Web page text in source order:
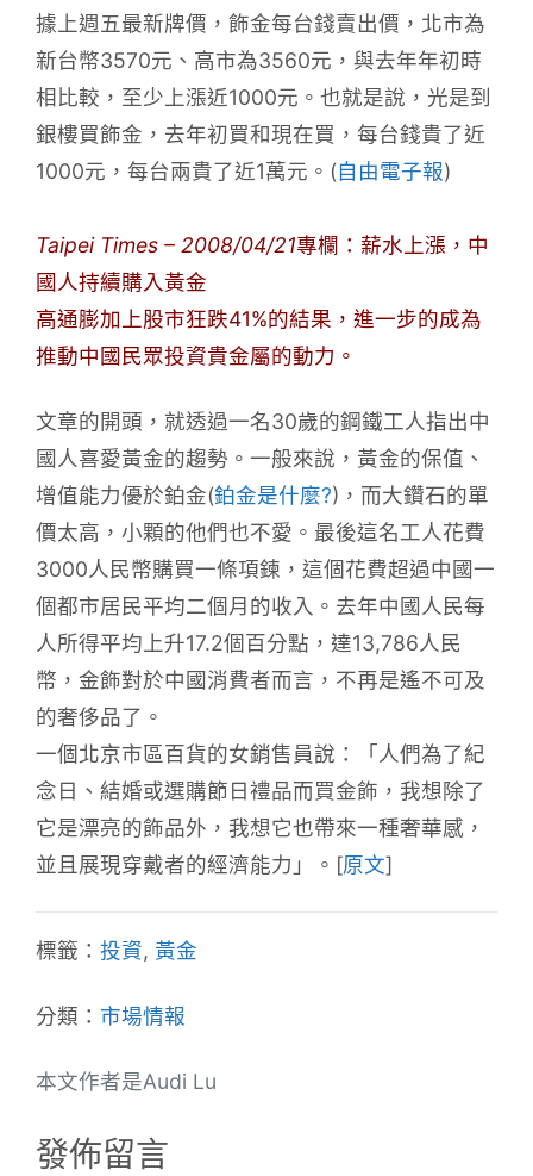
據上週五最新牌價，飾金每台錢賣出價，北市為
新台幣3570元、高市為3560元，與去年年初時
相比較，至少上漲近1000元。也就是說，光是到
銀樓買飾金，去年初買和現在買，每台錢貴了近
1000元，每台兩貴了近1萬元。(自由電子報)
Taipei Times – 2008/04/21專欄：薪水上漲，中
國人持續購入黃金
高通膨加上股市狂跌41%的結果，進一步的成為
推動中國民眾投資貴金屬的動力。
文章的開頭，就透過一名30歲的鋼鐵工人指出中
國人喜愛黃金的趨勢。一般來說，黃金的保值、
增值能力優於鉑金(鉑金是什麼?)，而大鑽石的單
價太高，小顆的他們也不愛。最後這名工人花費
3000人民幣購買一條項鍊，這個花費超過中國一
個都市居民平均二個月的收入。去年中國人民每
人所得平均上升17.2個百分點，達13,786人民
幣，金飾對於中國消費者而言，不再是遙不可及
的奢侈品了。
一個北京市區百貨的女銷售員說：「人們為了紀
念日、結婚或選購節日禮品而買金飾，我想除了
它是漂亮的飾品外，我想它也帶來一種奢華感，
並且展現穿戴者的經濟能力」。[原文]
標籤： 投資, 黃金
分類： 市場情報
本文作者是Audi Lu
發佈留言